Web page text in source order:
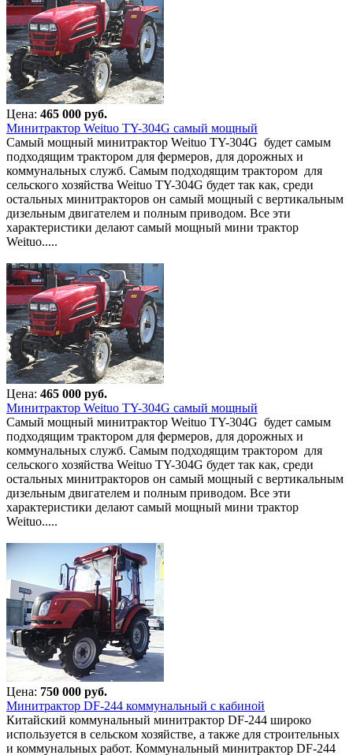
Цена: 465 000 руб.
Минитрактор Weituo TY-304G самый мощный
Самый мощный минитрактор Weituo TY-304G будет самым
подходящим трактором для фермеров, для дорожных и
коммунальных служб. Самым подходящим трактором для
сельского хозяйства Weituo TY-304G будет так как, среди
остальных минитракторов он самый мощный с вертикальным
дизельным двигателем и полным приводом. Все эти
характеристики делают самый мощный мини трактор
Weituo.....
Цена: 465 000 руб.
Минитрактор Weituo TY-304G самый мощный
Самый мощный минитрактор Weituo TY-304G будет самым
подходящим трактором для фермеров, для дорожных и
коммунальных служб. Самым подходящим трактором для
сельского хозяйства Weituo TY-304G будет так как, среди
остальных минитракторов он самый мощный с вертикальным
дизельным двигателем и полным приводом. Все эти
характеристики делают самый мощный мини трактор
Weituo.....
Цена: 750 000 руб.
Минитрактор DF-244 коммунальный с кабиной
Китайский коммунальный минитрактор DF-244 широко
используется в сельском хозяйстве, а также для строительных
и коммунальных работ. Коммунальный минитрактор DF-244